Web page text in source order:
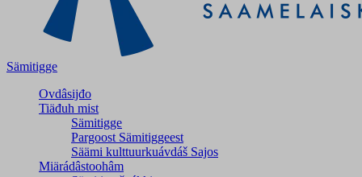
Sämitigge
Ovdâsijđo
Tiäđuh mist
Sämitigge
Pargoost Sämitiggeest
Säämi kulttuurkuávdáš Sajos
Miärádâstoohâm